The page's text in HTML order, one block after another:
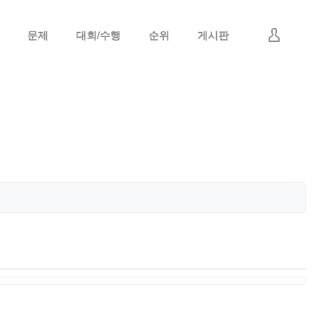
문제 대회/수행 순위 게시판